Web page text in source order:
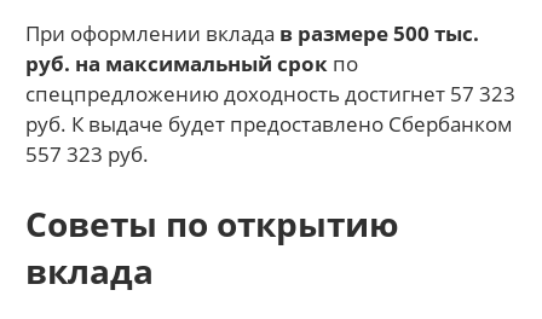
При оформлении вклада в размере 500 тыс.
руб. на максимальный срок по
спецпредложению доходность достигнет 57 323
руб. К выдаче будет предоставлено Сбербанком
557 323 руб.
Советы по открытию
вклада